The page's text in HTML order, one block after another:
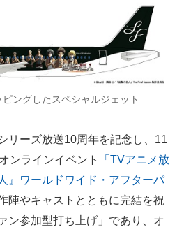
ングしたスペシャルジェット
リーズ放送10周年を記念し、11
ンラインイベント
「TVアニメ放
』ワールドワイド・アフターパ
陣やキャストとともに完結を祝
ン参加型打ち上げ」であり、オ